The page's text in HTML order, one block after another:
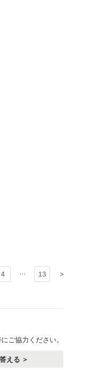
4 13 >
ご協力ください。
える ＞